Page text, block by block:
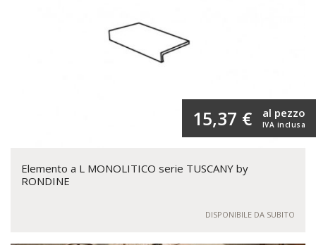
15,37 € IVA inclusa
al pezzo
Elemento a L MONOLITICO serie TUSCANY by
RONDINE
DISPONIBILE DA SUBITO